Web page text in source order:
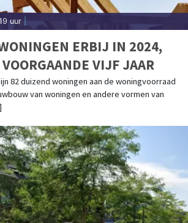
uur
ERBIJ IN 2024,
VIJF JAAR
82 duizend woningen aan de woningvoorraad
van woningen en andere vormen van